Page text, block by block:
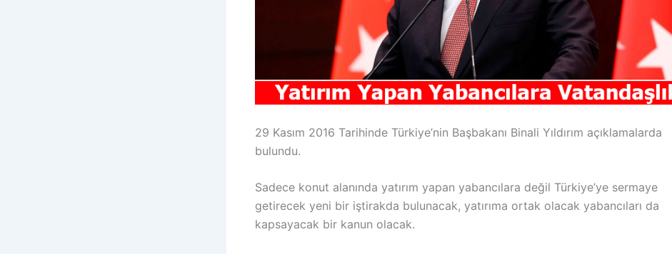
29 Kasım 2016 Tarihinde Türkiye’nin Başbakanı Binali Yıldırım açıklamalarda
bulundu.
Sadece konut alanında yatırım yapan yabancılara değil Türkiye’ye sermaye
getirecek yeni bir iştirakda bulunacak, yatırıma ortak olacak yabancıları da
kapsayacak bir kanun olacak.